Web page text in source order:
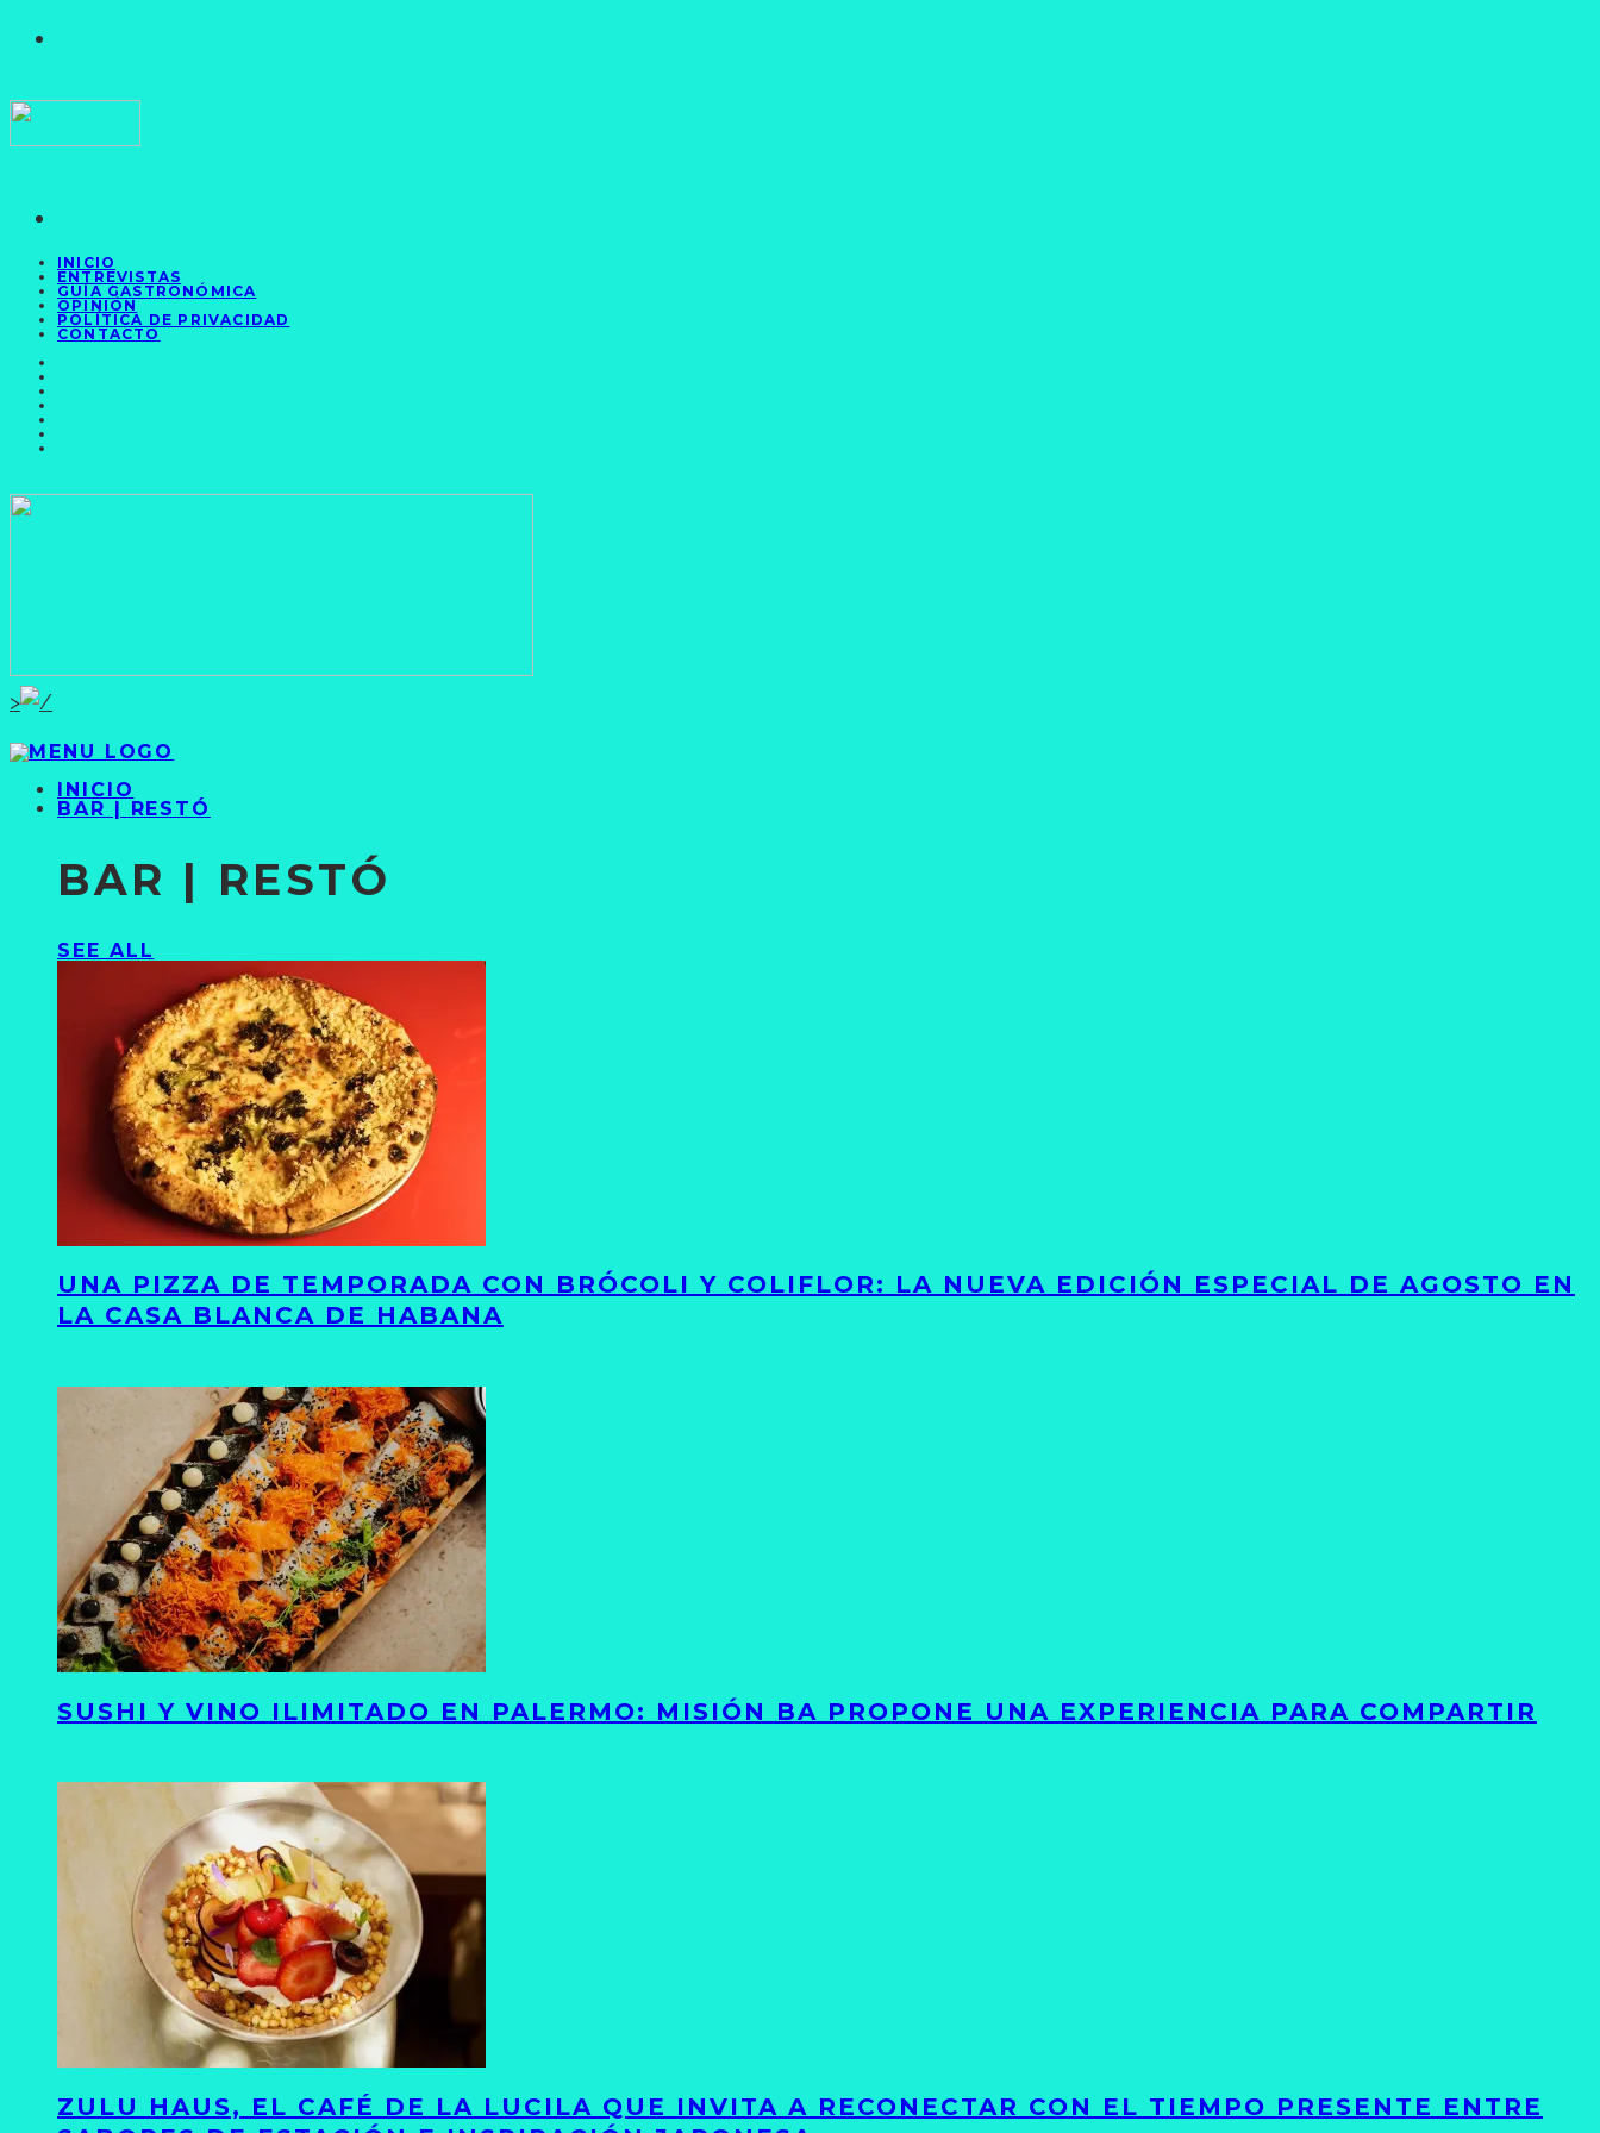
INICIO
ENTREVISTAS
GUÍA GASTRONÓMICA
OPINIÓN
POLÍTICA DE PRIVACIDAD
CONTACTO
>
INICIO
BAR | RESTÓ
BAR | RESTÓ
SEE ALL
UNA PIZZA DE TEMPORADA CON BRÓCOLI Y COLIFLOR: LA NUEVA EDICIÓN ESPECIAL DE AGOSTO EN
LA CASA BLANCA DE HABANA
SUSHI Y VINO ILIMITADO EN PALERMO: MISIÓN BA PROPONE UNA EXPERIENCIA PARA COMPARTIR
ZULU HAUS, EL CAFÉ DE LA LUCILA QUE INVITA A RECONECTAR CON EL TIEMPO PRESENTE ENTRE